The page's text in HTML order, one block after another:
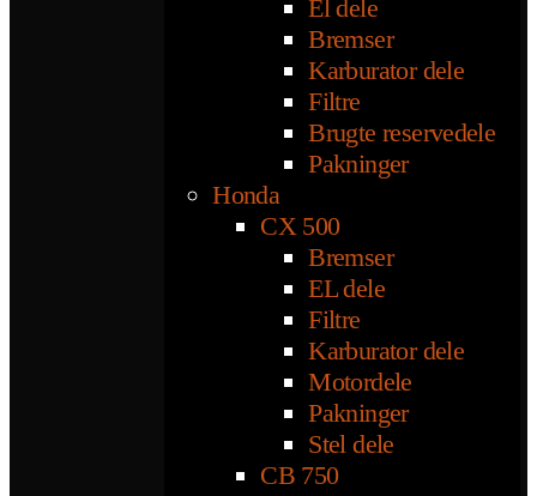
El dele
Bremser
Karburator dele
Filtre
Brugte reservedele
Pakninger
Honda
CX 500
Bremser
EL dele
Filtre
Karburator dele
Motordele
Pakninger
Stel dele
CB 750